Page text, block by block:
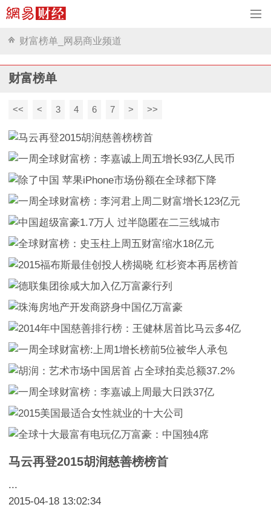
财富榜单_网易商业频道
财富榜单
<< < 3 4 6 7 > >>
马云再登2015胡润慈善榜榜首
...
2015-04-18 13:02:34